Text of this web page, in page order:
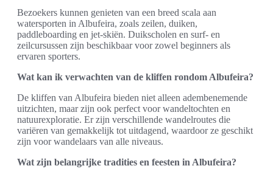
Bezoekers kunnen genieten van een breed scala aan
watersporten in Albufeira, zoals zeilen, duiken,
paddleboarding en jet-skiën. Duikscholen en surf- en
zeilcursussen zijn beschikbaar voor zowel beginners als
ervaren sporters.
Wat kan ik verwachten van de kliffen rondom Albufeira?
De kliffen van Albufeira bieden niet alleen adembenemende
uitzichten, maar zijn ook perfect voor wandeltochten en
natuurexploratie. Er zijn verschillende wandelroutes die
variëren van gemakkelijk tot uitdagend, waardoor ze geschikt
zijn voor wandelaars van alle niveaus.
Wat zijn belangrijke tradities en feesten in Albufeira?